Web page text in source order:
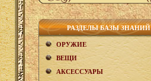
РАЗДЕЛЫ БАЗЫ ЗНАНИЙ
ОРУЖИЕ
ВЕЩИ
АКCЕСCУАРЫ